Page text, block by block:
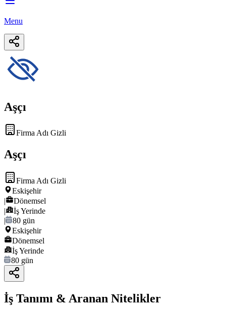
Menu
Aşçı
Firma Adı Gizli
Aşçı
Firma Adı Gizli
Eskişehir
|
Dönemsel
|
İş Yerinde
|
80 gün
Eskişehir
Dönemsel
İş Yerinde
80 gün
İş Tanımı & Aranan Nitelikler